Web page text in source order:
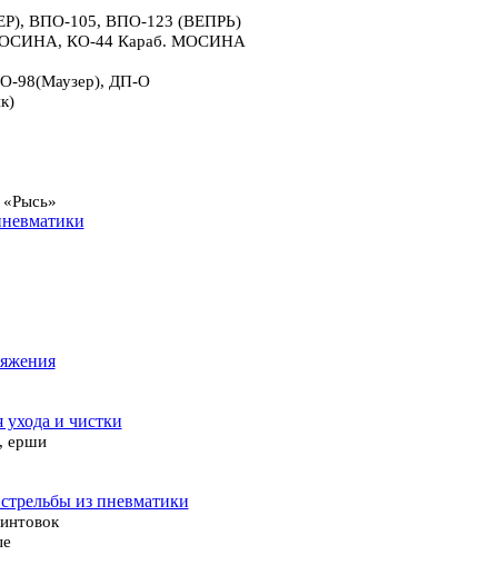
ВПО-105, ВПО-123 (ВЕПРЬ)
КО-44 Караб. МОСИНА
98(Маузер), ДП-О
ухода и чистки
ерши
из пневматики